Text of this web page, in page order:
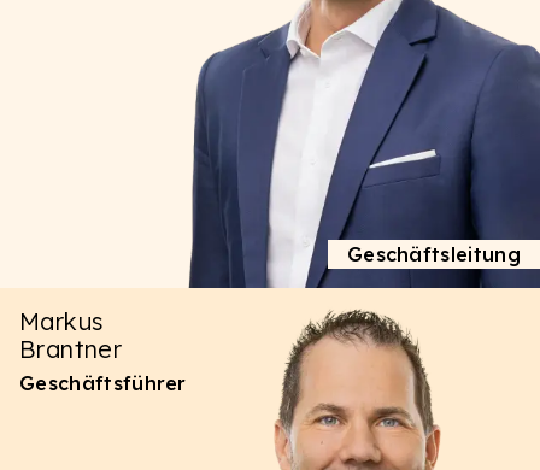
Geschäftsleitung
Markus
Brantner
Geschäftsführer